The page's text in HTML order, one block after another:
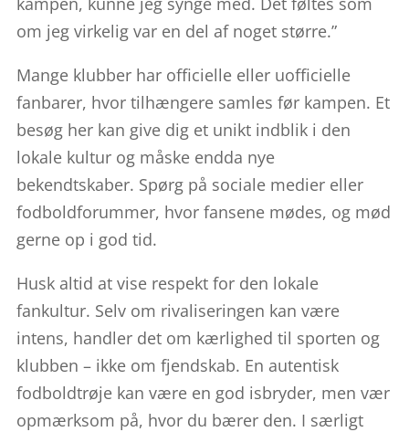
om jeg virkelig var en del af noget større.”
Mange klubber har officielle eller uofficielle
fanbarer, hvor tilhængere samles før kampen. Et
besøg her kan give dig et unikt indblik i den
lokale kultur og måske endda nye
bekendtskaber. Spørg på sociale medier eller
fodboldforummer, hvor fansene mødes, og mød
gerne op i god tid.
Husk altid at vise respekt for den lokale
fankultur. Selv om rivaliseringen kan være
intens, handler det om kærlighed til sporten og
klubben – ikke om fjendskab. En autentisk
fodboldtrøje kan være en god isbryder, men vær
opmærksom på, hvor du bærer den. I særligt